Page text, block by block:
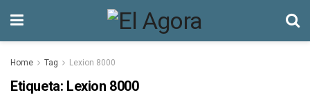
Home Tag Lexion 8000
Etiqueta: Lexion 8000